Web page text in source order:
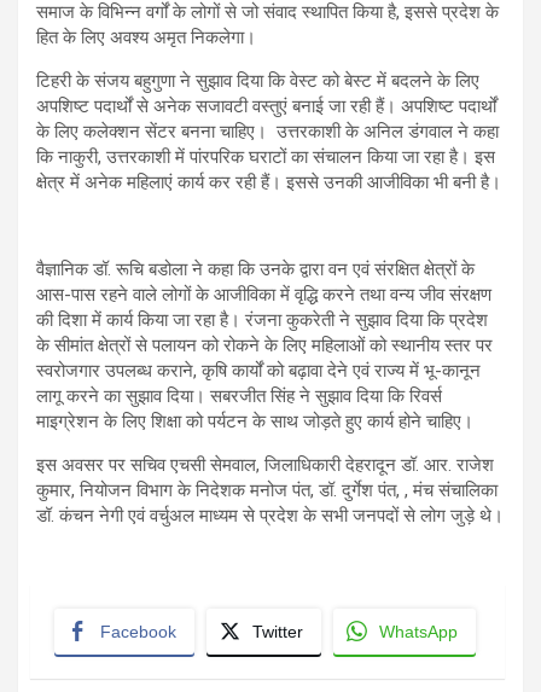
समाज के विभिन्न वर्गों के लोगों से जो संवाद स्थापित किया है, इससे प्रदेश के
हित के लिए अवश्य अमृत निकलेगा।
टिहरी के संजय बहुगुणा ने सुझाव दिया कि वेस्ट को बेस्ट में बदलने के लिए
अपशिष्ट पदार्थों से अनेक सजावटी वस्तुएं बनाई जा रही हैं। अपशिष्ट पदार्थों
के लिए कलेक्शन सेंटर बनना चाहिए। उत्तरकाशी के अनिल डंगवाल ने कहा
कि नाकुरी, उत्तरकाशी में पांरपरिक घराटों का संचालन किया जा रहा है। इस
क्षेत्र में अनेक महिलाएं कार्य कर रही हैं। इससे उनकी आजीविका भी बनी है।
वैज्ञानिक डॉ. रूचि बडोला ने कहा कि उनके द्वारा वन एवं संरक्षित क्षेत्रों के
आस-पास रहने वाले लोगों के आजीविका में वृद्धि करने तथा वन्य जीव संरक्षण
की दिशा में कार्य किया जा रहा है। रंजना कुकरेती ने सुझाव दिया कि प्रदेश
के सीमांत क्षेत्रों से पलायन को रोकने के लिए महिलाओं को स्थानीय स्तर पर
स्वरोजगार उपलब्ध कराने, कृषि कार्यों को बढ़ावा देने एवं राज्य में भू-कानून
लागू करने का सुझाव दिया। सबरजीत सिंह ने सुझाव दिया कि रिवर्स
माइग्रेशन के लिए शिक्षा को पर्यटन के साथ जोड़ते हुए कार्य होने चाहिए।
इस अवसर पर सचिव एचसी सेमवाल, जिलाधिकारी देहरादून डॉ. आर. राजेश
कुमार, नियोजन विभाग के निदेशक मनोज पंत, डॉ. दुर्गेश पंत, , मंच संचालिका
डॉ. कंचन नेगी एवं वर्चुअल माध्यम से प्रदेश के सभी जनपदों से लोग जुड़े थे।
Facebook Twitter WhatsApp